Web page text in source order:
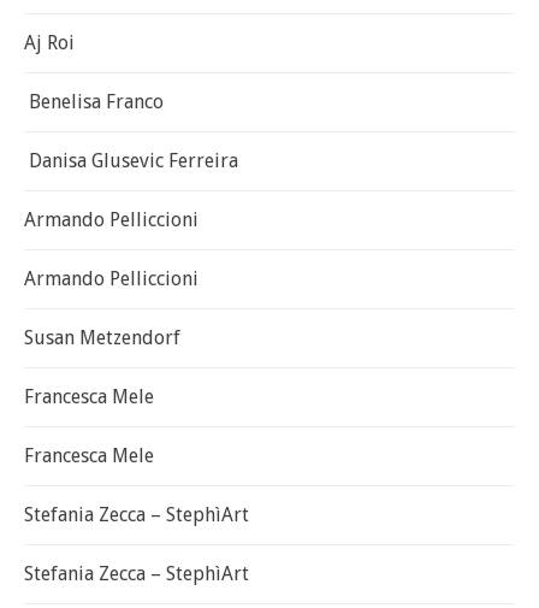
Aj Roi
Benelisa Franco
Danisa Glusevic Ferreira
Armando Pelliccioni
Armando Pelliccioni
Susan Metzendorf
Francesca Mele
Francesca Mele
Stefania Zecca – StephìArt
Stefania Zecca – StephìArt